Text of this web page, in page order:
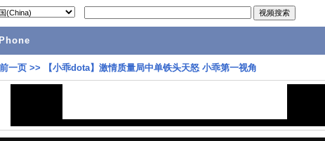
前一页 >> 【小乖dota】激情质量局中单铁头天怒 小乖第一视角